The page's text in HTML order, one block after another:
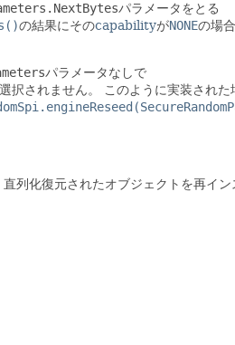
パラメータをとる
の結果にそのcapabilityがNONEの場合
パラメータなしで
択されません。 このように実装された
列化復元されたオブジェクトを再イン